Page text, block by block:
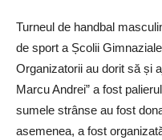
Turneul de handbal
de sport a Școlii
Organizatorii au dorit să și
Marcu Andrei” a fost
sumele strânse au fost
asemenea, a fost